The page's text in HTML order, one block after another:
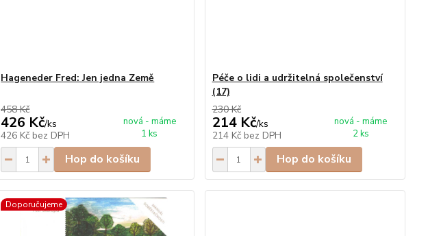
Hageneder Fred: Jen jedna Země
458 Kč
426 Kč/ks
426 Kč bez DPH
nová - máme
1 ks
Hop do košíku
Péče o lidi a udržitelná společenství
(17)
230 Kč
214 Kč/ks
214 Kč bez DPH
nová - máme
2 ks
Hop do košíku
Doporučujeme